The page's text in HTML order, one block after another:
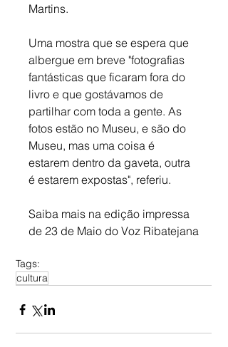
Martins.
Uma mostra que se espera que
albergue em breve "fotografias
fantásticas que ficaram fora do
livro e que gostávamos de
partilhar com toda a gente. As
fotos estão no Museu, e são do
Museu, mas uma coisa é
estarem dentro da gaveta, outra
é estarem expostas", referiu.
Saiba mais na edição impressa
de 23 de Maio do Voz Ribatejana
Tags:
cultura